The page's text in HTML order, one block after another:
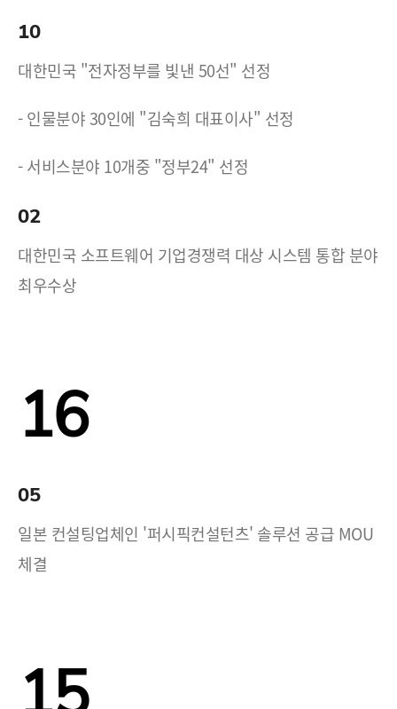
10
대한민국 "전자정부를 빛낸 50선" 선정
- 인물분야 30인에 "김숙희 대표이사" 선정
- 서비스분야 10개중 "정부24" 선정
02
대한민국 소프트웨어 기업경쟁력 대상 시스템 통합 분야
최우수상
16
05
일본 컨설팅업체인 '퍼시픽컨설턴츠' 솔루션 공급 MOU
체결